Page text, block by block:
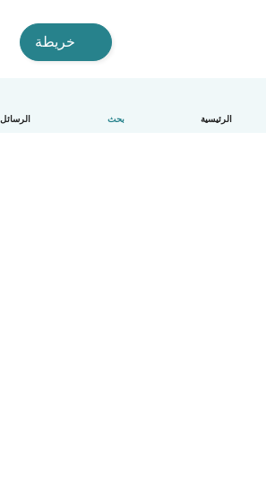
الرئيسية بحث الرسائل
خريطة